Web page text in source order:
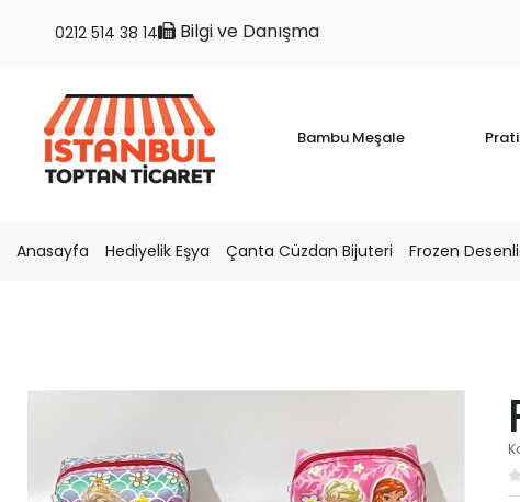
Bilgi ve Danışma
0212 514 38 14
Bambu Meşale
Anasayfa Hediyelik Eşya Çanta Cüzdan Bijuteri Frozen